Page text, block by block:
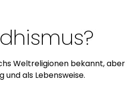
Weltreligionen bekannt,
und als Lebensweise.